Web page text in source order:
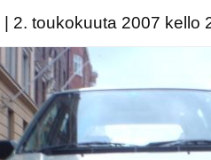
| 2. toukokuuta 2007 kello